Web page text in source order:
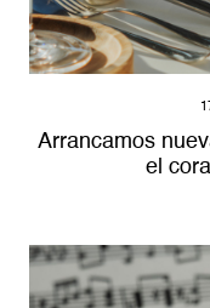
Arrancamos
el